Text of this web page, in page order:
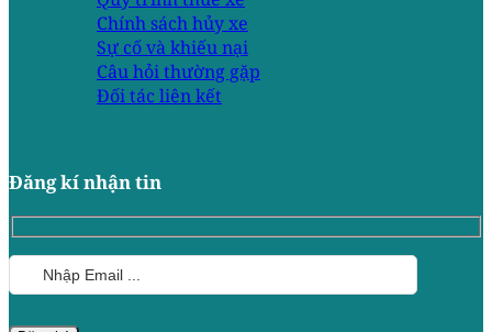
Chính sách hủy xe
Sự cố và khiếu nại
Câu hỏi thường gặp
Đối tác liên kết
Đăng kí nhận tin